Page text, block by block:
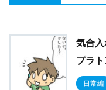
気合
プラト
日常編